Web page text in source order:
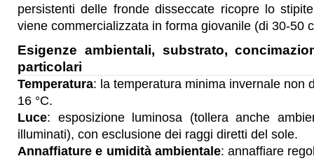
persistenti delle fronde disseccate ricopre lo
viene commercializzata in forma giovanile (di 30-50
Esigenze ambientali, substrato,
particolari
Temperatura: la temperatura minima invernale non
16 °C.
Luce: esposizione luminosa (tollera anche
illuminati), con esclusione dei raggi diretti del sole.
Annaffiature e umidità ambientale: annaffiare